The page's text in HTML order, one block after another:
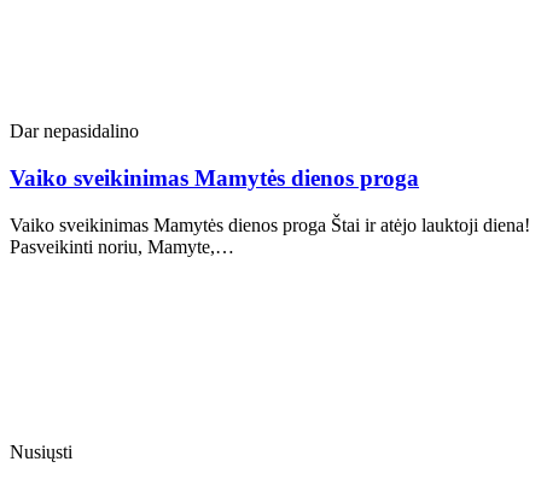
Dar nepasidalino
Vaiko sveikinimas Mamytės dienos proga
Vaiko sveikinimas Mamytės dienos proga Štai ir atėjo lauktoji diena!
Pasveikinti noriu, Mamyte,…
Nusiųsti